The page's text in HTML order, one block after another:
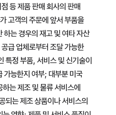
등 제품 판매 회사의 판매
고객의 주문에 앞서 부품을
하는 경우의 재고 및 여타 자산
급 업체로부터 조달 가능한
특정 부품, 서비스 및 신기술이
가능한지 여부; 대부분 미국
는 제조 및 물류 서비스에
되는 제조 상품이나 서비스의